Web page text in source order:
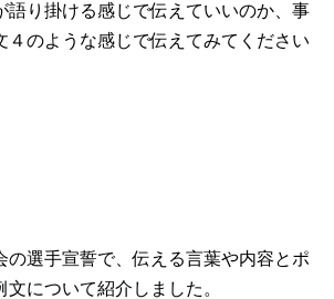
語り掛ける感じで伝えていいのか、事
４のような感じで伝えてみてください
の選手宣誓で、伝える言葉や内容とポ
について紹介しました。